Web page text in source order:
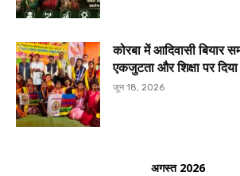
कोरबा में आदिवासी बियार
एकजुटता और शिक्षा पर
जून 18, 2026
अगस्त 2026